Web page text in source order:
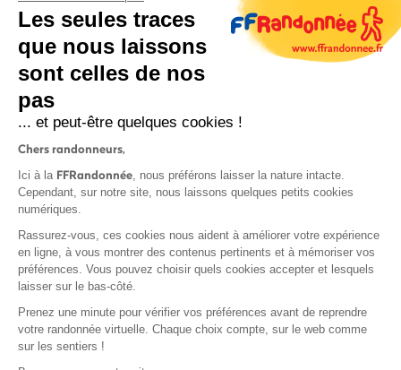
Protection des données
Politique de confidentialité
Les seules traces
que nous laissons
sont celles de nos
pas
... et peut-être quelques cookies !
Chers randonneurs,
Ici à la FFRandonnée, nous préférons laisser la nature intacte.
Cependant, sur notre site, nous laissons quelques petits cookies
numériques.
Rassurez-vous, ces cookies nous aident à améliorer votre expérience
en ligne, à vous montrer des contenus pertinents et à mémoriser vos
préférences. Vous pouvez choisir quels cookies accepter et lesquels
laisser sur le bas-côté.
Prenez une minute pour vérifier vos préférences avant de reprendre
votre randonnée virtuelle. Chaque choix compte, sur le web comme
sur les sentiers !